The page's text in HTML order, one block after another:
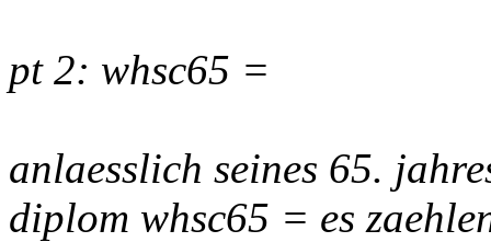
pt 2: whsc65 =
anlaesslich seines 65.
diplom whsc65 = es